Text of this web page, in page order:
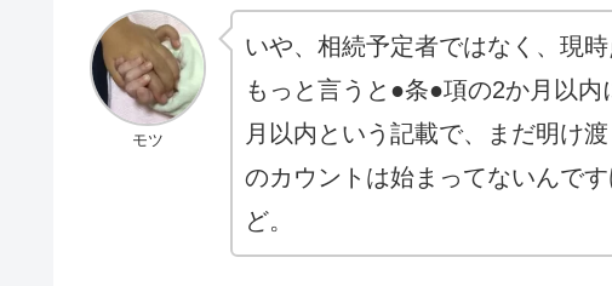
モツ
いや、相続予定者ではなく、現時
もっと言うと●条●項の2か月以
月以内という記載で、まだ明け
のカウントは始まってないんで
ど。